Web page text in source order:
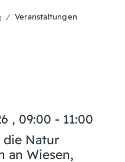
Veranstaltungen
, 09:00 - 11:00
die Natur
an Wiesen,